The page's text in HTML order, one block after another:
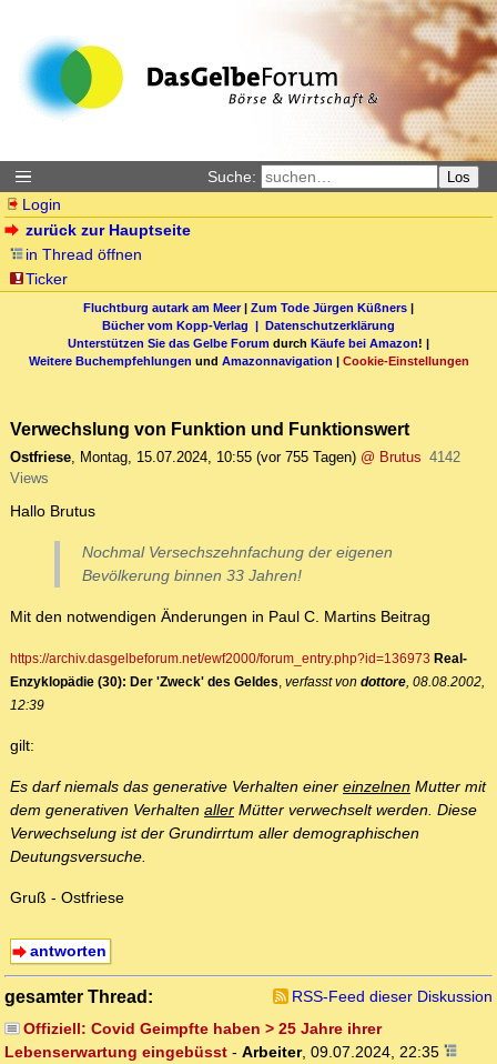
Suche: Los
Login
zurück zur Hauptseite
in Thread öffnen
Ticker
Fluchtburg autark am Meer| Zum Tode Jürgen Küßners |
Bücher vom Kopp-Verlag | Datenschutzerklärung
Unterstützen Sie das Gelbe Forum durch Käufe bei Amazon! |
Weitere Buchempfehlungen und Amazonnavigation | Cookie-Einstellungen
Verwechslung von Funktion und Funktionswert
Ostfriese, Montag, 15.07.2024, 10:55 (vor 755 Tagen) @ Brutus 4142
Views
Hallo Brutus
Nochmal Versechszehnfachung der eigenen
Bevölkerung binnen 33 Jahren!
Mit den notwendigen Änderungen in Paul C. Martins Beitrag
https://archiv.dasgelbeforum.net/ewf2000/forum_entry.php?id=136973 Real-
Enzyklopädie (30): Der 'Zweck' des Geldes verfasst von dottore , 08.08.2002,
12:39
gilt:
Es darf niemals das generative Verhalten einer einzelnen Mutter mit
dem generativen Verhalten aller Mütter verwechselt werden. Diese
Verwechselung ist der Grundirrtum aller demographischen
Deutungsversuche.
Gruß - Ostfriese
antworten
gesamter Thread:
RSS-Feed dieser Diskussion
Offiziell: Covid Geimpfte haben > 25 Jahre ihrer
Lebenserwartung eingebüsst - Arbeiter, 09.07.2024, 22:35